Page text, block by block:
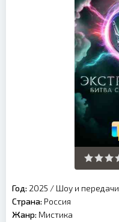
Год: 2025 / Шоу и передачи
Страна: Россия
Жанр: Мистика